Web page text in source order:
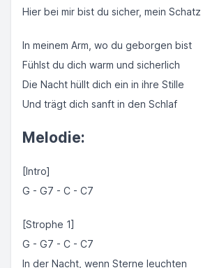
Hier bei mir bist du sicher, mein Schatz
In meinem Arm, wo du geborgen bist
Fühlst du dich warm und sicherlich
Die Nacht hüllt dich ein in ihre Stille
Und trägt dich sanft in den Schlaf
Melodie:
[Intro]
G - G7 - C - C7
[Strophe 1]
G - G7 - C - C7
In der Nacht, wenn Sterne leuchten